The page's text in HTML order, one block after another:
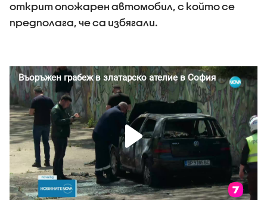
открит опожарен автомобил, с който се
предполага, че са избягали.